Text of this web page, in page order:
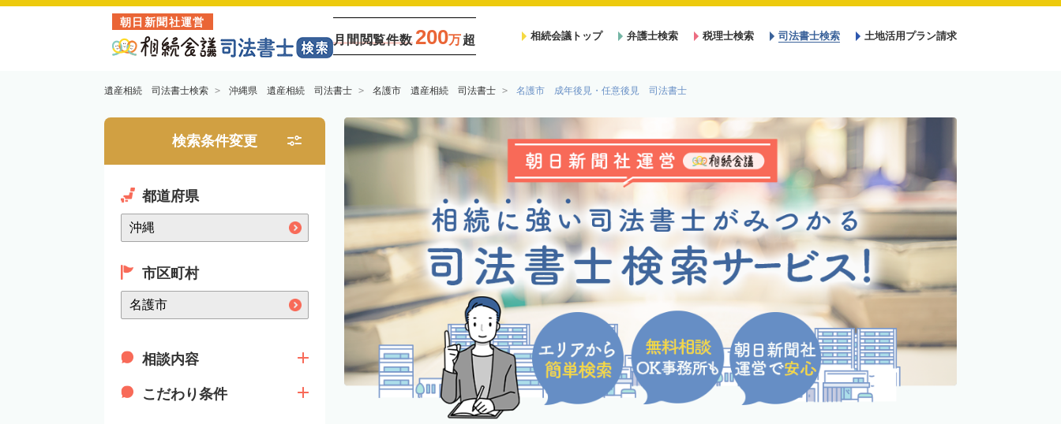
朝日新聞社運営
月間閲覧件数 200万超 相続会議トップ 弁護士検索 税理士検索 司法書士検索 土地活用プラン請求
遺産相続 司法書士検索 沖縄県 遺産相続 司法書士 名護市 遺産相続 司法書士 名護市 成年後見・任意後見 司法書士
検索条件変更
都道府県
市区町村
相談内容
こだわり条件